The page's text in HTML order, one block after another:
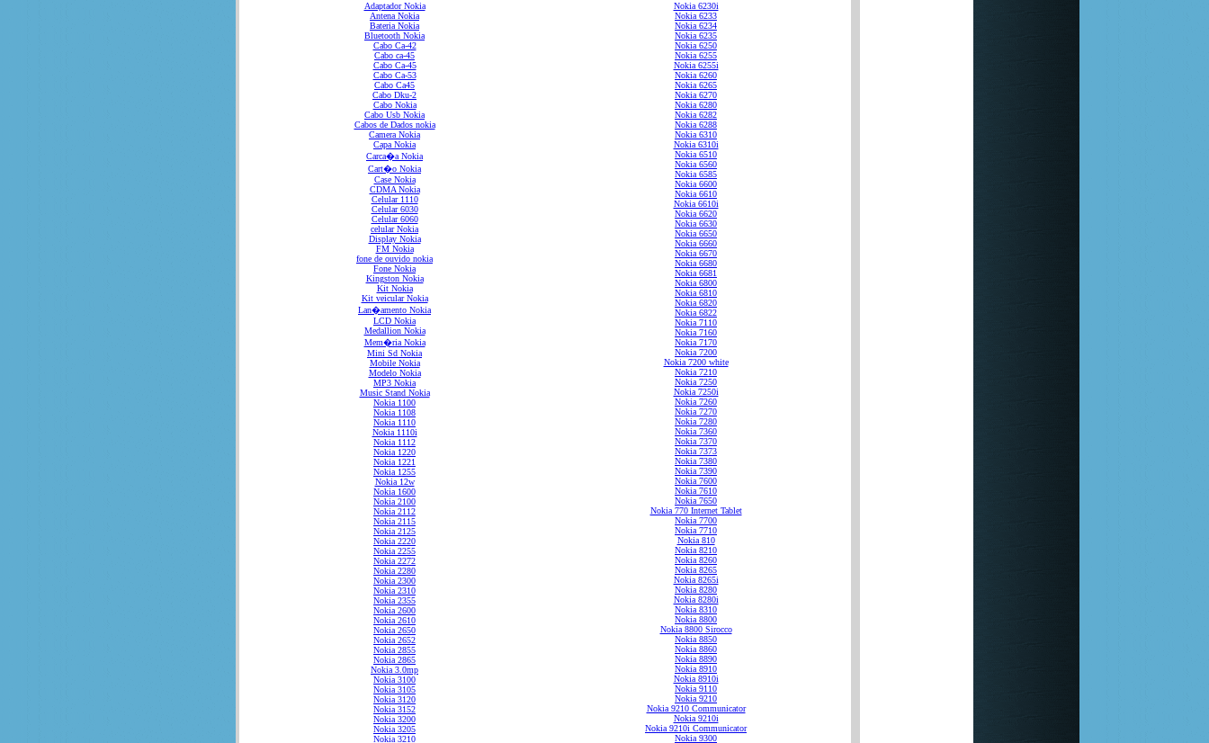
Adaptador Nokia
Antena Nokia
Bateria Nokia
Bluetooth Nokia
Cabo Ca-42
Cabo ca-45
Cabo Ca-45
Cabo Ca-53
Cabo Ca45
Cabo Dku-2
Cabo Nokia
Cabo Usb Nokia
Cabos de Dados nokia
Camera Nokia
Capa Nokia
Carca�a Nokia
Cart�o Nokia
Case Nokia
CDMA Nokia
Celular 1110
Celular 6030
Celular 6060
celular Nokia
Display Nokia
FM Nokia
fone de ouvido nokia
Fone Nokia
Kingston Nokia
Kit Nokia
Kit veicular Nokia
Lan�amento Nokia
LCD Nokia
Medallion Nokia
Mem�ria Nokia
Mini Sd Nokia
Mobile Nokia
Modelo Nokia
MP3 Nokia
Music Stand Nokia
Nokia 1100
Nokia 1108
Nokia 1110
Nokia 1110i
Nokia 1112
Nokia 1220
Nokia 1221
Nokia 1255
Nokia 12w
Nokia 1600
Nokia 2100
Nokia 2112
Nokia 2115
Nokia 2125
Nokia 2220
Nokia 2255
Nokia 2272
Nokia 2280
Nokia 2300
Nokia 2310
Nokia 2355
Nokia 2600
Nokia 2610
Nokia 2650
Nokia 2652
Nokia 2855
Nokia 2865
Nokia 3.0mp
Nokia 3100
Nokia 3105
Nokia 3120
Nokia 3152
Nokia 3200
Nokia 3205
Nokia 3210
Nokia 6230i
Nokia 6233
Nokia 6234
Nokia 6235
Nokia 6250
Nokia 6255
Nokia 6255i
Nokia 6260
Nokia 6265
Nokia 6270
Nokia 6280
Nokia 6282
Nokia 6288
Nokia 6310
Nokia 6310i
Nokia 6510
Nokia 6560
Nokia 6585
Nokia 6600
Nokia 6610
Nokia 6610i
Nokia 6620
Nokia 6630
Nokia 6650
Nokia 6660
Nokia 6670
Nokia 6680
Nokia 6681
Nokia 6800
Nokia 6810
Nokia 6820
Nokia 6822
Nokia 7110
Nokia 7160
Nokia 7170
Nokia 7200
Nokia 7200 white
Nokia 7210
Nokia 7250
Nokia 7250i
Nokia 7260
Nokia 7270
Nokia 7280
Nokia 7360
Nokia 7370
Nokia 7373
Nokia 7380
Nokia 7390
Nokia 7600
Nokia 7610
Nokia 7650
Nokia 770 Internet Tablet
Nokia 7700
Nokia 7710
Nokia 810
Nokia 8210
Nokia 8260
Nokia 8265
Nokia 8265i
Nokia 8280
Nokia 8280i
Nokia 8310
Nokia 8800
Nokia 8800 Sirocco
Nokia 8850
Nokia 8860
Nokia 8890
Nokia 8910
Nokia 8910i
Nokia 9110
Nokia 9210
Nokia 9210 Communicator
Nokia 9210i
Nokia 9210i Communicator
Nokia 9300